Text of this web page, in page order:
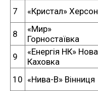
7 «Кристал» Херсон
8
«Мир»
Горностаївка
9
«Енергія НК» Нова
Каховка
10 «Нива-В» Вінниця